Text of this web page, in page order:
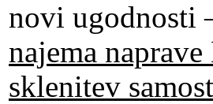
novi ugodnosti
najema
sklenitev